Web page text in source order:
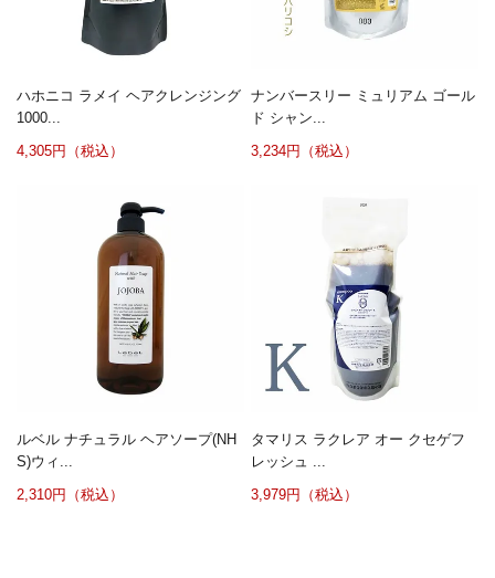
ハホニコ ラメイ ヘアクレンジング
1000...
4,305円（税込）
ナンバースリー ミュリアム ゴール
ド シャン...
3,234円（税込）
ルベル ナチュラル ヘアソープ(NH
S)ウィ...
2,310円（税込）
タマリス ラクレア オー クセゲフ
レッシュ ...
3,979円（税込）